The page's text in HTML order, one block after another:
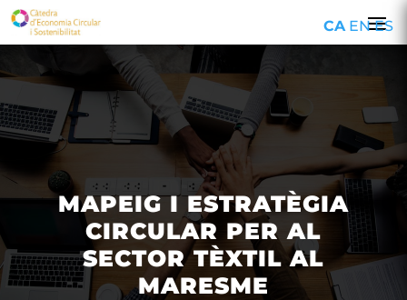
MAPEIG I ESTRATÈGIA
CIRCULAR PER AL
SECTOR TÈXTIL AL
MARESME
CA EN ES